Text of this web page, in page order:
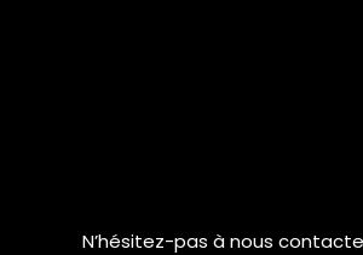
N’hésitez-pas à nous